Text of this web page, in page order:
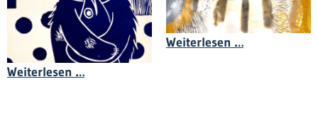
Weiterlesen …Diana Achtzig - Blaue Druckgrafik
Weiterlesen …Anton Van